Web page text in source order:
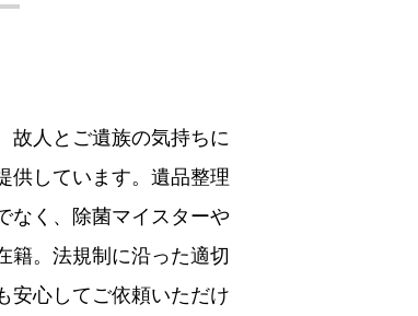
故人とご遺族の気持ちに
供しています。遺品整理
なく、除菌マイスターや
籍。法規制に沿った適切
安心してご依頼いただけ